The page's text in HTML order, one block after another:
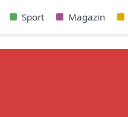
Sport Magazin